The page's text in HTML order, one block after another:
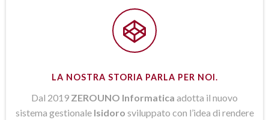
LA NOSTRA STORIA PARLA PER NOI.
Dal 2019 ZEROUNO Informatica adotta il nuovo
sistema gestionale Isidoro sviluppato con l’idea di rendere